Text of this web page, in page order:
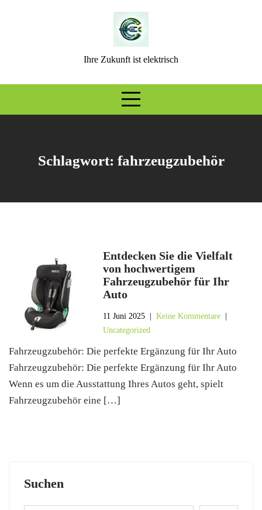
Ihre Zukunft ist elektrisch
Schlagwort: fahrzeugzubehör
Entdecken Sie die Vielfalt
von hochwertigem
Fahrzeugzubehör für Ihr
Auto
11 Juni 2025 |Keine Kommentare
Uncategorized
Fahrzeugzubehör: Die perfekte Ergänzung für Ihr Auto
Fahrzeugzubehör: Die perfekte Ergänzung für Ihr Auto
Wenn es um die Ausstattung Ihres Autos geht, spielt
Fahrzeugzubehör eine […]
Suchen